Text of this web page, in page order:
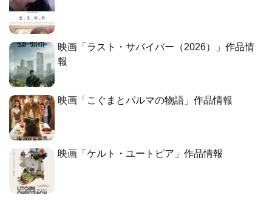
映画「ラスト・サバイバー（2026）」作品情
報
映画「こぐまとパルマの物語」作品情報
映画「ケルト・ユートピア」作品情報